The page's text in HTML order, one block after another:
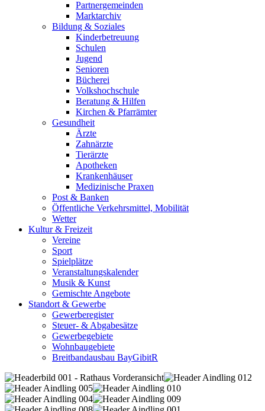
Partnergemeinden
Marktarchiv
Bildung & Soziales
Kinderbetreuung
Schulen
Jugend
Senioren
Bücherei
Volkshochschule
Beratung & Hilfen
Kirchen & Pfarrämter
Gesundheit
Ärzte
Zahnärzte
Tierärzte
Apotheken
Krankenhäuser
Medizinische Praxen
Post & Banken
Öffentliche Verkehrsmittel, Mobilität
Wetter
Kultur & Freizeit
Vereine
Sport
Spielplätze
Veranstaltungskalender
Musik & Kunst
Gemischte Angebote
Standort & Gewerbe
Gewerberegister
Steuer- & Abgabesätze
Gewerbegebiete
Wohnbaugebiete
Breitbandausbau BayGibitR